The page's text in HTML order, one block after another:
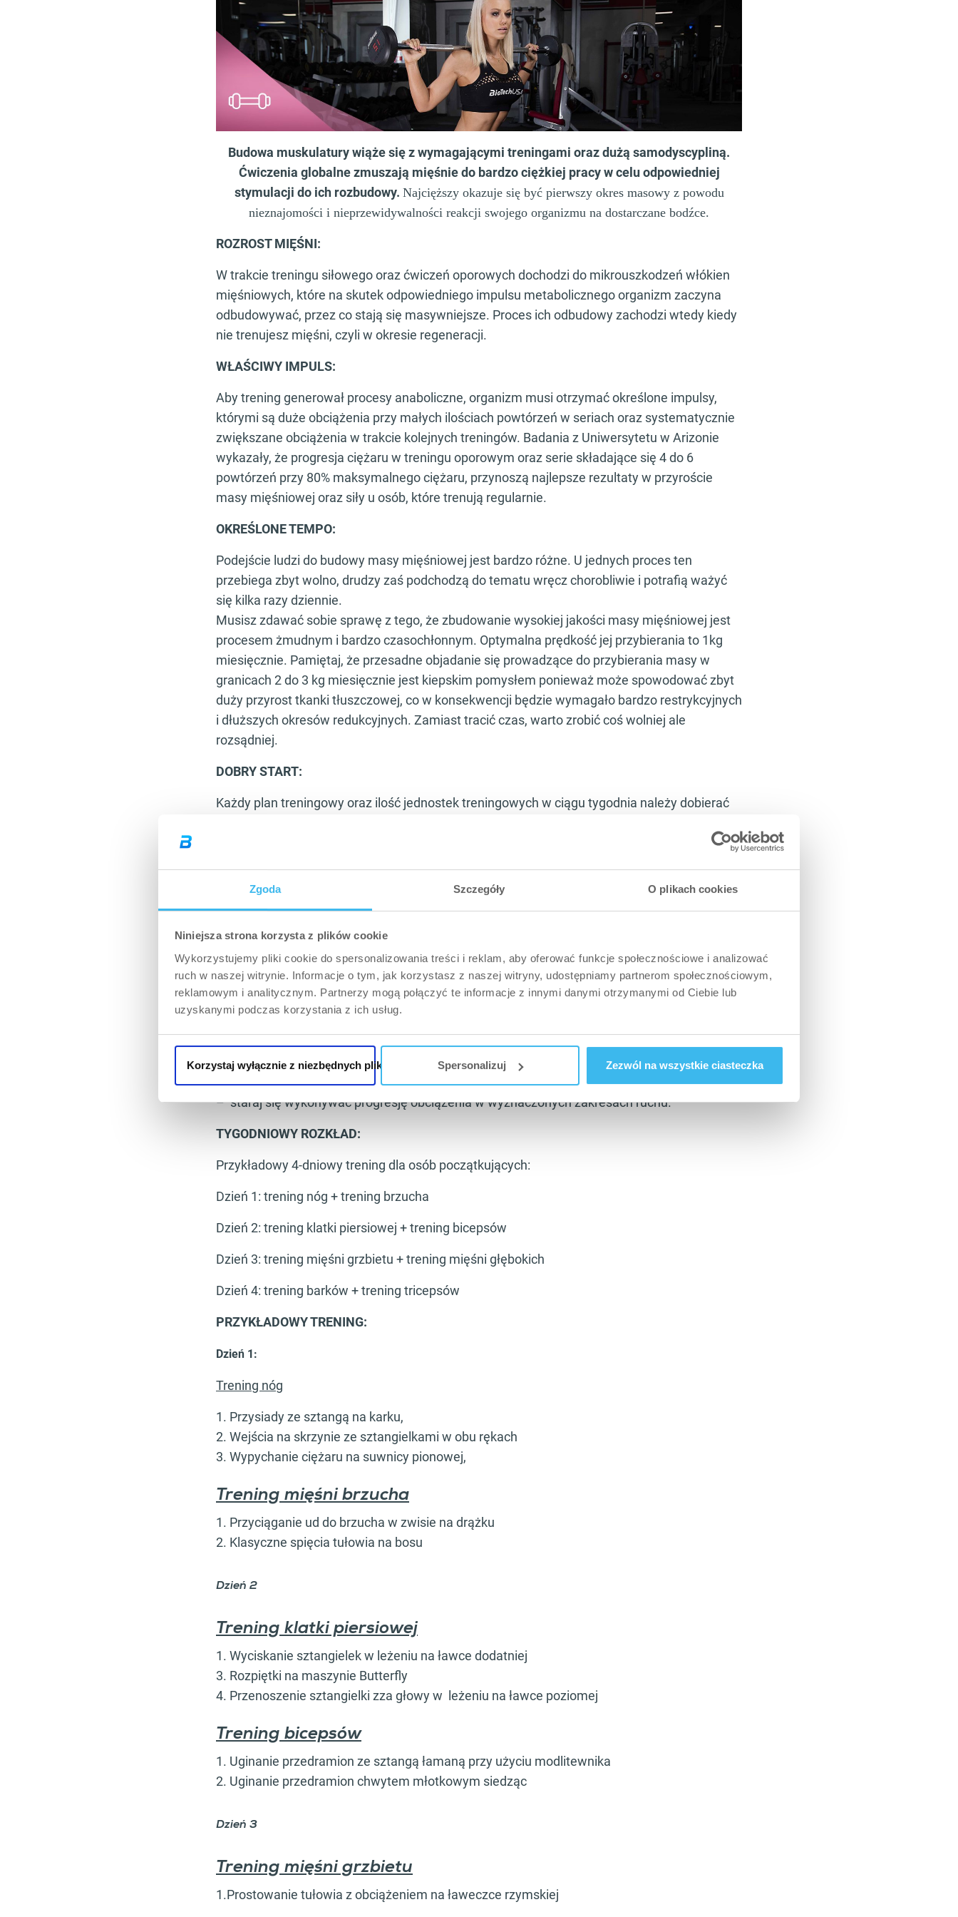
Zgoda Szczegóły O plikach cookies
Niniejsza strona korzysta z plików cookie
Wykorzystujemy pliki cookie do spersonalizowania treści i reklam, aby oferować funkcje społecznościowe i analizować
ruch w naszej witrynie. Informacje o tym, jak korzystasz z naszej witryny, udostępniamy partnerom społecznościowym,
reklamowym i analitycznym. Partnerzy mogą połączyć te informacje z innymi danymi otrzymanymi od Ciebie lub
uzyskanymi podczas korzystania z ich usług.
Korzystaj wyłącznie z niezbędnych plików cookie Spersonalizuj Zezwól na wszystkie ciasteczka
Budowa muskulatury wiąże się z wymagającymi treningami oraz dużą samodyscypliną.
Ćwiczenia globalne zmuszają mięśnie do bardzo ciężkiej pracy w celu odpowiedniej
stymulacji do ich rozbudowy. Najcięższy okazuje się być pierwszy okres masowy z powodu
nieznajomości i nieprzewidywalności reakcji swojego organizmu na dostarczane bodźce.
ROZROST MIĘŚNI:
W trakcie treningu siłowego oraz ćwiczeń oporowych dochodzi do mikrouszkodzeń włókien
mięśniowych, które na skutek odpowiedniego impulsu metabolicznego organizm zaczyna
odbudowywać, przez co stają się masywniejsze. Proces ich odbudowy zachodzi wtedy kiedy
nie trenujesz mięśni, czyli w okresie regeneracji.
WŁAŚCIWY IMPULS:
Aby trening generował procesy anaboliczne, organizm musi otrzymać określone impulsy,
którymi są duże obciążenia przy małych ilościach powtórzeń w seriach oraz systematycznie
zwiększane obciążenia w trakcie kolejnych treningów. Badania z Uniwersytetu w Arizonie
wykazały, że progresja ciężaru w treningu oporowym oraz serie składające się 4 do 6
powtórzeń przy 80% maksymalnego ciężaru, przynoszą najlepsze rezultaty w przyroście
masy mięśniowej oraz siły u osób, które trenują regularnie.
OKREŚLONE TEMPO:
Podejście ludzi do budowy masy mięśniowej jest bardzo różne. U jednych proces ten
przebiega zbyt wolno, drudzy zaś podchodzą do tematu wręcz chorobliwie i potrafią ważyć
się kilka razy dziennie.
Musisz zdawać sobie sprawę z tego, że zbudowanie wysokiej jakości masy mięśniowej jest
procesem żmudnym i bardzo czasochłonnym. Optymalna prędkość jej przybierania to 1kg
miesięcznie. Pamiętaj, że przesadne objadanie się prowadzące do przybierania masy w
granicach 2 do 3 kg miesięcznie jest kiepskim pomysłem ponieważ może spowodować zbyt
duży przyrost tkanki tłuszczowej, co w konsekwencji będzie wymagało bardzo restrykcyjnych
i dłuższych okresów redukcyjnych. Zamiast tracić czas, warto zrobić coś wolniej ale
rozsądniej.
DOBRY START:
Każdy plan treningowy oraz ilość jednostek treningowych w ciągu tygodnia należy dobierać
ZASADY:
– po każdym dniu treningowym, zaplanuj sobie dzień wolny od ćwiczeń siłowych
– nie zapominaj o odpoczynku między seriami (od 60 – 120 sekund)
– ilość powtórzeń w seriach powinna wynosić w zależności od ciężaru od 10 do 12
powtórzeń
– podczas każdego treningu bazuj na ćwiczeniach wielostawowych
– staraj się wykonywać progresję obciążenia w wyznaczonych zakresach ruchu.
TYGODNIOWY ROZKŁAD:
Przykładowy 4-dniowy trening dla osób początkujących:
Dzień 1: trening nóg + trening brzucha
Dzień 2: trening klatki piersiowej + trening bicepsów
Dzień 3: trening mięśni grzbietu + trening mięśni głębokich
Dzień 4: trening barków + trening tricepsów
PRZYKŁADOWY TRENING:
Dzień 1:
Trening nóg
1. Przysiady ze sztangą na karku,
2. Wejścia na skrzynie ze sztangielkami w obu rękach
3. Wypychanie ciężaru na suwnicy pionowej,
Trening mięśni brzucha
1. Przyciąganie ud do brzucha w zwisie na drążku
2. Klasyczne spięcia tułowia na bosu
Dzień 2
Trening klatki piersiowej
1. Wyciskanie sztangielek w leżeniu na ławce dodatniej
3. Rozpiętki na maszynie Butterfly
4. Przenoszenie sztangielki zza głowy w leżeniu na ławce poziomej
Trening bicepsów
1. Uginanie przedramion ze sztangą łamaną przy użyciu modlitewnika
2. Uginanie przedramion chwytem młotkowym siedząc
Dzień 3
Trening mięśni grzbietu
1.Prostowanie tułowia z obciążeniem na ławeczce rzymskiej